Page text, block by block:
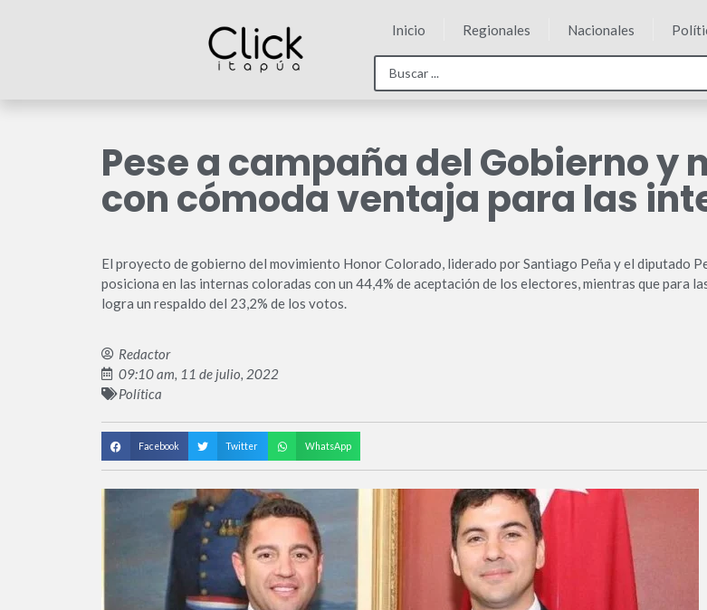
Inicio Regionales Nacionales
Pese a campaña del Gobierno y
con cómoda ventaja para las
El proyecto de gobierno del movimiento Honor Colorado, liderado por Santiago Peña y el diputado
posiciona en las internas coloradas con un 44,4% de aceptación de los electores, mientras que para
logra un respaldo del 23,2% de los votos.
Redactor
09:10 am, 11 de julio, 2022
Política
Facebook Twitter WhatsApp